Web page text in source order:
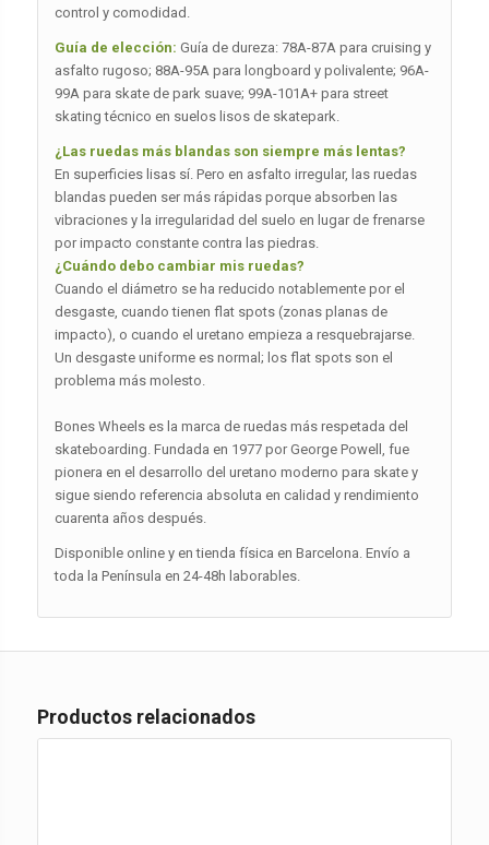
control y comodidad.
Guía de elección: Guía de dureza: 78A-87A para cruising y
asfalto rugoso; 88A-95A para longboard y polivalente; 96A-
99A para skate de park suave; 99A-101A+ para street
skating técnico en suelos lisos de skatepark.
¿Las ruedas más blandas son siempre más lentas?
En superficies lisas sí. Pero en asfalto irregular, las ruedas
blandas pueden ser más rápidas porque absorben las
vibraciones y la irregularidad del suelo en lugar de frenarse
por impacto constante contra las piedras.
¿Cuándo debo cambiar mis ruedas?
Cuando el diámetro se ha reducido notablemente por el
desgaste, cuando tienen flat spots (zonas planas de
impacto), o cuando el uretano empieza a resquebrajarse.
Un desgaste uniforme es normal; los flat spots son el
problema más molesto.
Bones Wheels es la marca de ruedas más respetada del
skateboarding. Fundada en 1977 por George Powell, fue
pionera en el desarrollo del uretano moderno para skate y
sigue siendo referencia absoluta en calidad y rendimiento
cuarenta años después.
Disponible online y en tienda física en Barcelona. Envío a
toda la Península en 24-48h laborables.
Productos relacionados